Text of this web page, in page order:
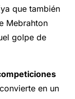
que también
Mebrahton
golpe de
en un